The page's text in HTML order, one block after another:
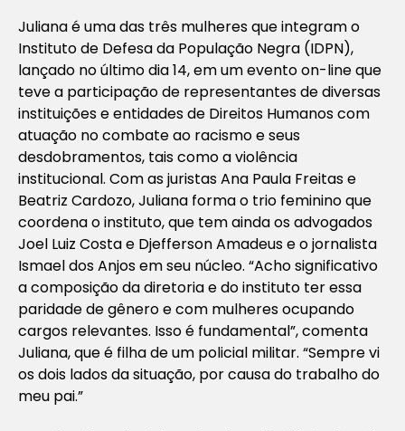
Juliana é uma das três mulheres que integram o
Instituto de Defesa da População Negra (IDPN),
lançado no último dia 14, em um evento on-line que
teve a participação de representantes de diversas
instituições e entidades de Direitos Humanos com
atuação no combate ao racismo e seus
desdobramentos, tais como a violência
institucional. Com as juristas Ana Paula Freitas e
Beatriz Cardozo, Juliana forma o trio feminino que
coordena o instituto, que tem ainda os advogados
Joel Luiz Costa e Djefferson Amadeus e o jornalista
Ismael dos Anjos em seu núcleo. “Acho significativo
a composição da diretoria e do instituto ter essa
paridade de gênero e com mulheres ocupando
cargos relevantes. Isso é fundamental”, comenta
Juliana, que é filha de um policial militar. “Sempre vi
os dois lados da situação, por causa do trabalho do
meu pai.”